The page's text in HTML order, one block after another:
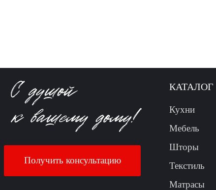
Получить консультацию
КАТАЛОГ
Кухни
Мебель
Шторы
Текстиль
Матрасы